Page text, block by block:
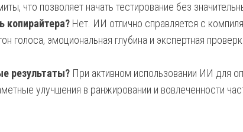
что позволяет начать тестирование без
Нет. ИИ отлично справляется с
голоса, эмоциональная глубина и экспертная
результаты? При активном использовании ИИ для
улучшения в ранжировании и вовлеченности